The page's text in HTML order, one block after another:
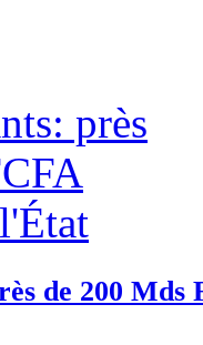
de 200 Mds